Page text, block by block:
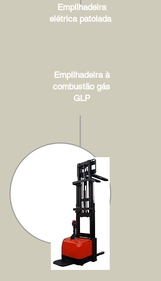
Empilhadeira
elétrica patolada
Empilhadeira à
combustão gás
GLP